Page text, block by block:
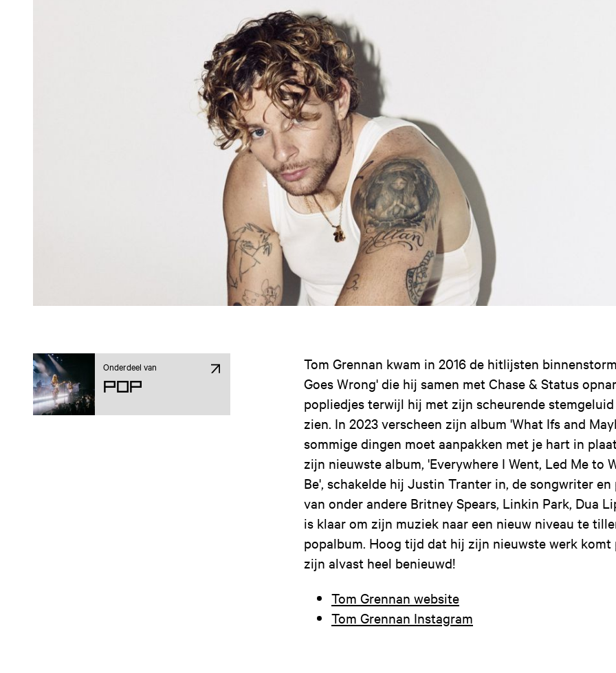
Onderdeel van
Pop
Tom Grennan kwam in 2016 de hitlijsten
Goes Wrong' die hij samen met Chase & Status
popliedjes terwijl hij met zijn scheurende
zien. In 2023 verscheen zijn album 'What Ifs and
sommige dingen moet aanpakken met je hart in
zijn nieuwste album, 'Everywhere I Went, Led Me to
Be', schakelde hij Justin Tranter in, de songwriter
van onder andere Britney Spears, Linkin Park, Dua
is klaar om zijn muziek naar een nieuw niveau te
popalbum. Hoog tijd dat hij zijn nieuwste werk komt
zijn alvast heel benieuwd!
Tom Grennan website
Tom Grennan Instagram